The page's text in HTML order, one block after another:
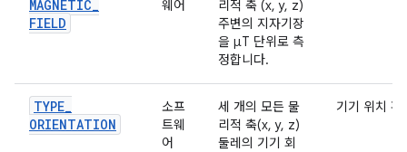
MAGNETIC_
FIELD
웨어
리적 축 (x, y, z)
주변의 지자기장
을 μT 단위로 측
정합니다.
TYPE_
ORIENTATION
소프
트웨
어
세 개의 모든 물
리적 축(x, y, z)
둘레의 기기 회
기기 위치 확